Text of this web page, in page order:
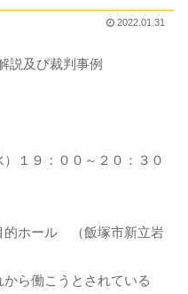
2022.01.31
説及び裁判事例
）１９：００～２０：３０
ホール （飯塚市新立岩
から働こうとされている